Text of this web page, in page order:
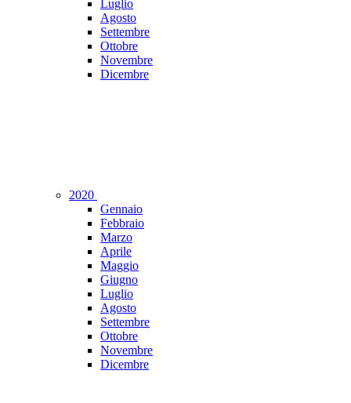
Luglio
Agosto
Settembre
Ottobre
Novembre
Dicembre
2020
Gennaio
Febbraio
Marzo
Aprile
Maggio
Giugno
Luglio
Agosto
Settembre
Ottobre
Novembre
Dicembre